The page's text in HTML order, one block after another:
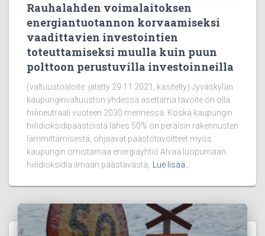
Rauhalahden voimalaitoksen
energiantuotannon korvaamiseksi
vaadittavien investointien
toteuttamiseksi muulla kuin puun
polttoon perustuvilla investoinneilla
(valtuustoaloite: jätetty 29.11.2021, käsitelty) Jyväskylän
kaupunginvaltuuston yhdessä asettama tavoite on olla
hiilineutraali vuoteen 2030 mennessä. Koska kaupungin
hiilidioksidipäästöistä lähes 50% on peräisin rakennusten
lämmittämisestä, ohjaavat päästötavoitteet myös
kaupungin omistamaa energiayhtiö Alvaa luopumaan
hiilidioksidia ilmaan päästävästä, Lue lisää…